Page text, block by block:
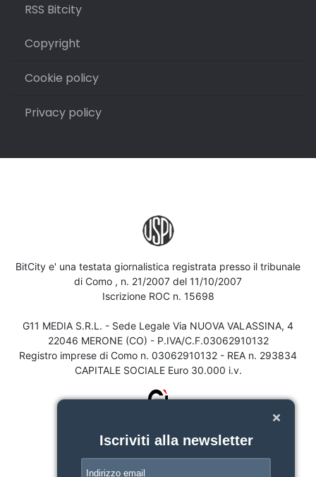
RSS Bitcity
Copyright
Cookie policy
Privacy policy
BitCity e' una testata giornalistica registrata presso il tribunale
di Como , n. 21/2007 del 11/10/2007
Iscrizione ROC n. 15698
G11 MEDIA S.R.L. - Sede Legale Via NUOVA VALASSINA, 4
22046 MERONE (CO) - P.IVA/C.F.03062910132
Registro imprese di Como n. 03062910132 - REA n. 293834
CAPITALE SOCIALE Euro 30.000 i.v.
Iscriviti alla newsletter